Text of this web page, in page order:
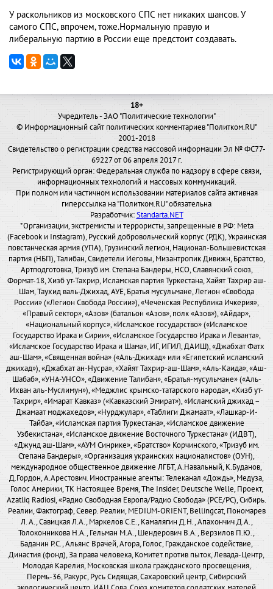
У раскольников из московского СПС нет никаких шансов. У
самого СПС, впрочем, тоже.Нормальную правую и
либеральную партию в России еще предстоит создавать.
18+
Учредитель - ЗАО "Политические технологии"
© Информационный сайт политических комментариев "Политком.RU"
2001-2018
Свидетельство о регистрации средства массовой информации Эл № ФС77-
69227 от 06 апреля 2017 г.
Регистрирующий орган: Федеральная служба по надзору в сфере связи,
информационных технологий и массовых коммуникаций.
При полном или частичном использовании материалов сайта активная
гиперссылка на "Политком.RU" обязательна
Разработчик:Standarta.NET
*Организации, экстремисты и террористы, запрещенные в РФ: Meta
(Facebook и Instagram), Русский добровольческий корпус (РДК), Украинская
повстанческая армия (УПА), Грузинский легион, Национал-Большевистская
партия (НБП), Талибан, Свидетели Иеговы, Мизантропик Дивижн, Братство,
Артподготовка, Тризуб им. Степана Бандеры, НСО, Славянский союз,
Формат-18, Хизб ут-Тахрир, Исламская партия Туркестана, Хайят Тахрир аш-
Шам, Таухид валь-Джихад, АУЕ, Братья мусульмане, Легион «Свобода
России» («Легион Свобода России»), «Чеченская Республика Ичкерия»,
«Правый сектор», «Азов» (батальон «Азов», полк «Азов»), «Айдар»,
«Национальный корпус», «Исламское государство» («Исламское
Государство Ирака и Сирии», «Исламское Государство Ирака и Леванта»,
«Исламское Государство Ирака и Шама», ИГ, ИГИЛ, ДАИШ), «Джабхат Фатх
аш-Шам», «Священная война» («Аль-Джихад» или «Египетский исламский
джихад»), «Джабхат ан-Нусра», «Хайят Тахрир-аш-Шам», «Аль-Каида», «Аш-
Шабаб», «УНА-УНСО», «Движение Талибан», «Братья-мусульмане» («Аль-
Ихван аль-Муслимун»), «Меджлис крымско-татарского народа», «Хизб ут-
Тахрир», «Имарат Кавказ» («Кавказский Эмират»), «Исламский джихад –
Джамаат моджахедов», «Нурджулар», «Таблиги Джамаат», «Лашкар-И-
Тайба», «Исламская партия Туркестана», «Исламское движение
Узбекистана», «Исламское движение Восточного Туркестана» (ИДВТ),
«Джунд аш-Шам», «АУМ Синрике», «Братство» Корчинского, «Тризуб им.
Степана Бандеры», «Организация украинских националистов» (ОУН),
международное общественное движение ЛГБТ, А.Навальный, К.Буданов,
Д.Гордон, А.Арестович. Иностранные агенты: Телеканал «Дождь», Медуза,
Голос Америки, ТК Настоящее Время, The Insider, Deutsche Welle, Проект,
Azatliq Radiosi, «Радио Свободная Европа/Радио Свобода» (PCE/PC), Сибирь.
Реалии, Фактограф, Север. Реалии, MEDIUM-ORIENT, Bellingcat, Пономарев
Л. А., Савицкая Л.А., Маркелов С.Е., Камалягин Д.Н., Апахончич Д.А.,
Толоконникова Н.А., Гельман М.А., Шендерович В.А., Верзилов П.Ю.,
Баданин Р.С., Альянс Врачей, Агора, Голос, Гражданское содействие,
Династия (фонд), За права человека, Комитет против пыток, Левада-Центр,
Молодая Карелия, Московская школа гражданского просвещения,
Пермь-36, Ракурс, Русь Сидящая, Сахаровский центр, Сибирский